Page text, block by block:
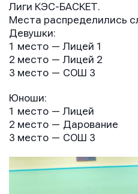
Лиги КЭС-БАСКЕТ.
Места распределились
Девушки:
1 место — Лицей 1
2 место — Лицей 2
3 место — СОШ 3
Юноши:
1 место — Лицей
2 место — Дарование
3 место — СОШ 3